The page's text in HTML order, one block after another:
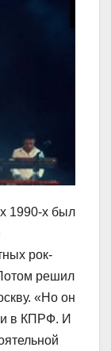
1990-х был
рок-
решил
«Но он
в КПРФ. И